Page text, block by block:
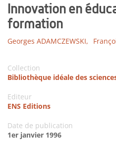
Innovation en
formation
Georges ADAMCZEWSKI,
Collection
Bibliothèque idéale des
Editeur
ENS Editions
Date de publication
1er janvier 1996